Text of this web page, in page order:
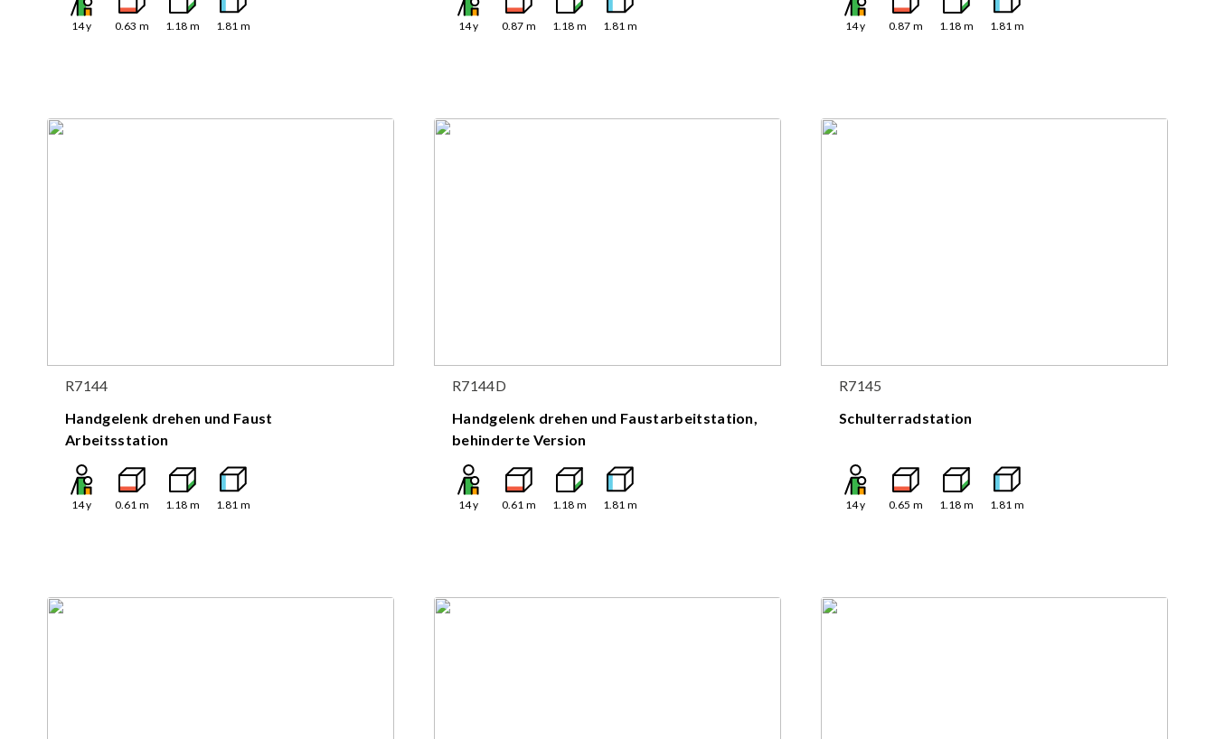
14y 0.63 m 1.18 m 1.81 m 14y 0.87 m 1.18 m 1.81 m 14y 0.87 m 1.18 m 1.81 m
R7144
Handgelenk drehen und Faust
Arbeitsstation
14y 0.61 m 1.18 m 1.81 m
R7144D
Handgelenk drehen und Faustarbeitstation,
behinderte Version
14y 0.61 m 1.18 m 1.81 m
R7145
Schulterradstation
14y 0.65 m 1.18 m 1.81 m